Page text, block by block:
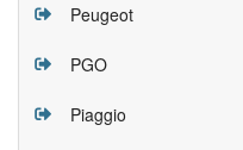
Peugeot
PGO
Piaggio